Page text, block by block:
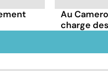
Au
charge